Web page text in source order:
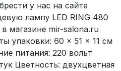
у нас на сайте
лампу LED RING 480
магазине mir-salona.ru
упаковки: 60 × 51 × 11 cм
питания: 220 вольт
Цветность: двухцветная